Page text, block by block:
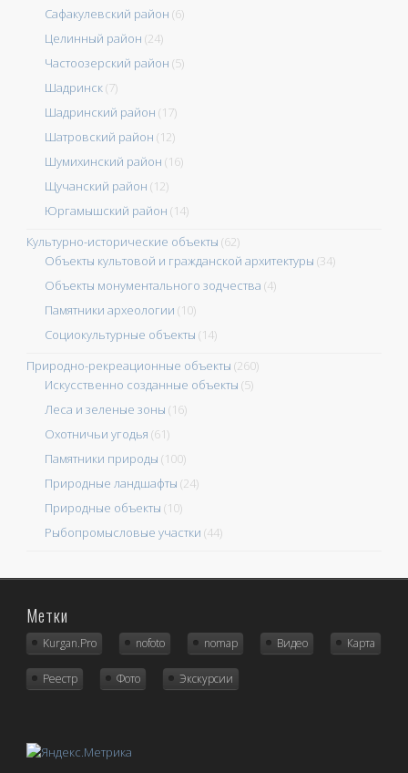
Сафакулевский район (6)
Целинный район (24)
Частоозерский район (5)
Шадринск(7)
Шадринский район (17)
Шатровский район (12)
Шумихинский район (16)
Щучанский район (12)
Юргамышский район (14)
Культурно-исторические объекты (62)
Объекты культовой и гражданской архитектуры (34)
Объекты монументального зодчества (4)
Памятники археологии (10)
Социокультурные объекты (14)
Природно-рекреационные объекты (260)
Искусственно созданные объекты (5)
Леса и зеленые зоны (16)
Охотничьи угодья (61)
Памятники природы (100)
Природные ландшафты (24)
Природные объекты (10)
Рыбопромысловые участки (44)
Метки
Kurgan.Pro nofoto nomap Видео Карта
Реестр Фото Экскурсии